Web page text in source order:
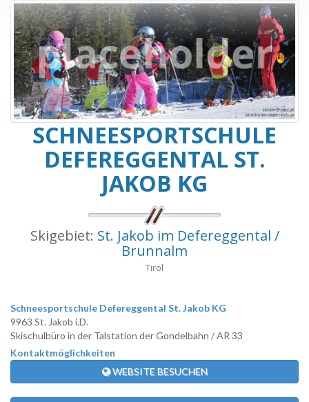
SCHNEESPORTSCHULE
DEFEREGGENTAL ST.
JAKOB KG
Skigebiet: St. Jakob im Defereggental /
Brunnalm
Tirol
Schneesportschule Defereggental St. Jakob KG
9963 St. Jakob i.D.
Skischulbüro in der Talstation der Gondelbahn / AR 33
Kontaktmöglichkeiten
WEBSITE BESUCHEN